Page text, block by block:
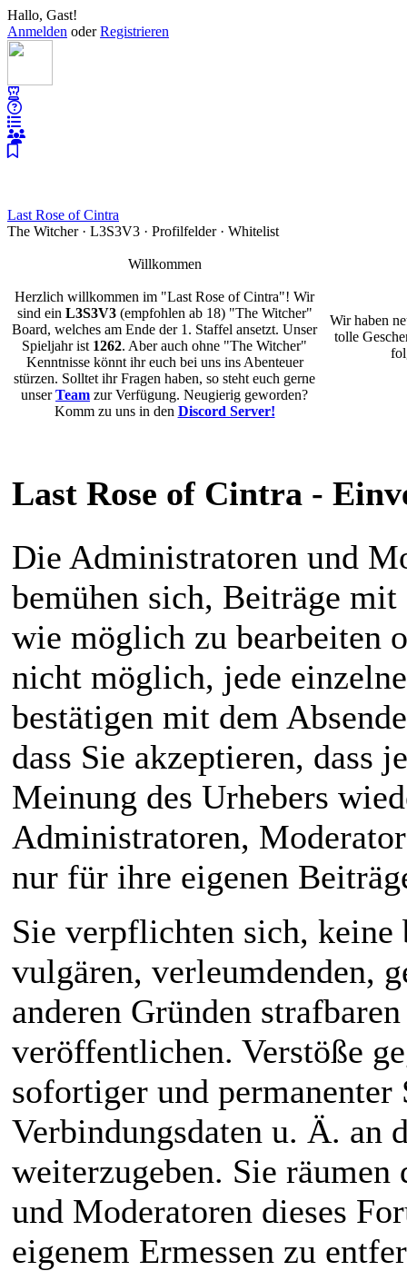
Hallo, Gast!
Anmelden oderRegistrieren
Last Rose of Cintra
The Witcher · L3S3V3 · Profilfelder · Whitelist
Willkommen
Herzlich willkommen im "Last Rose of Cintra"! Wir
sind ein L3S3V3(empfohlen ab 18) "The Witcher"
Board, welches am Ende der 1. Staffel ansetzt. Unser
Spieljahr ist 1262. Aber auch ohne "The Witcher"
Kenntnisse könnt ihr euch bei uns ins Abenteuer
stürzen. Solltet ihr Fragen haben, so steht euch gerne
unserTeam zur Verfügung. Neugierig geworden?
Komm zu uns in den Discord Server!
Wir haben
tolle
Last Rose of Cintra -
Die Administratoren und
bemühen sich, Beiträge
wie möglich zu bearbeiten
nicht möglich, jede
bestätigen mit dem
dass Sie akzeptieren, dass
Meinung des Urhebers
Administratoren,
nur für ihre eigenen
Sie verpflichten sich, keine
vulgären, verleumdenden,
anderen Gründen
veröffentlichen. Verstöße
sofortiger und
Verbindungsdaten u. Ä. an
weiterzugeben. Sie
und Moderatoren dieses
eigenem Ermessen zu